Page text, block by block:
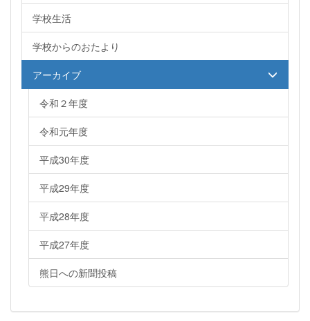
学校生活
学校からのおたより
アーカイブ
令和２年度
令和元年度
平成30年度
平成29年度
平成28年度
平成27年度
熊日への新聞投稿